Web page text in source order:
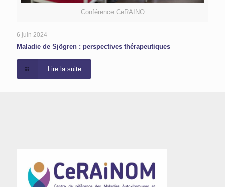
Conférence CeRAINO
6 juin 2024
Maladie de Sjögren : perspectives thérapeutiques
Lire la suite